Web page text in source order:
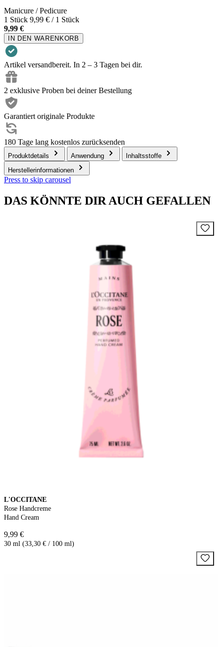
Manicure / Pedicure
1 Stück 9,99 € / 1 Stück
9,99 €
IN DEN WARENKORB
Artikel versandbereit. In 2 – 3 Tagen bei dir.
2 exklusive Proben bei deiner Bestellung
Garantiert originale Produkte
180 Tage lang kostenlos zurücksenden
Produktdetails Anwendung
Inhaltsstoffe
Herstellerinformationen
Press to skip carousel
DAS KÖNNTE DIR AUCH GEFALLEN
L'OCCITANE
Rose Handcreme
Hand Cream
9,99 €
30 ml (33,30 € / 100 ml)